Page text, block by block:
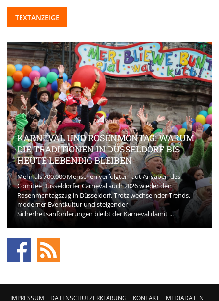
TEXTANZEIGE
KARNEVAL UND ROSENMONTAG: WARUM
DIE TRADITIONEN IN DÜSSELDORF BIS
HEUTE LEBENDIG BLEIBEN
Mehr als 700.000 Menschen verfolgten laut Angaben des
Comitee Düsseldorfer Carneval auch 2026 wieder den
Rosenmontagszug in Düsseldorf. Trotz wechselnder Trends,
moderner Eventkultur und steigender
Sicherheitsanforderungen bleibt der Karneval damit ...
IMPRESSUM DATENSCHUTZERKLÄRUNG KONTAKT MEDIADATEN